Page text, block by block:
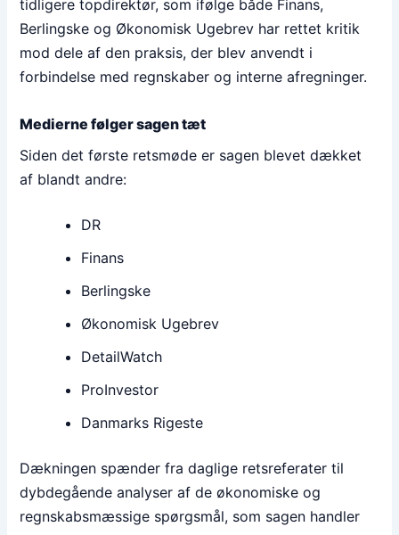
tidligere topdirektør, som ifølge både Finans,
Berlingske og Økonomisk Ugebrev har rettet kritik
mod dele af den praksis, der blev anvendt i
forbindelse med regnskaber og interne afregninger.
Medierne følger sagen tæt
Siden det første retsmøde er sagen blevet dækket
af blandt andre:
DR
Finans
Berlingske
Økonomisk Ugebrev
DetailWatch
ProInvestor
Danmarks Rigeste
Dækningen spænder fra daglige retsreferater til
dybdegående analyser af de økonomiske og
regnskabsmæssige spørgsmål, som sagen handler